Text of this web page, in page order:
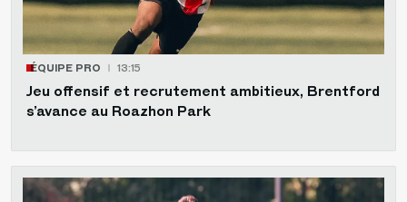
ÉQUIPE PRO 13:15
Jeu offensif et recrutement ambitieux, Brentford
s’avance au Roazhon Park